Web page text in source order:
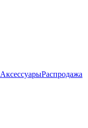
АксессуарыРаспродажа